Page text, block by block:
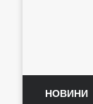
НОВИНИ